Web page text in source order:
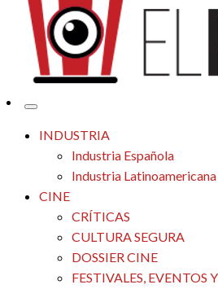
El Palomitrón
Tu espacio de la industria de cine
INDUSTRIA
Industria Española
Industria Latinoamericana
CINE
CRÍTICAS
CULTURA SEGURA
DOSSIER CINE
FESTIVALES, EVENTOS